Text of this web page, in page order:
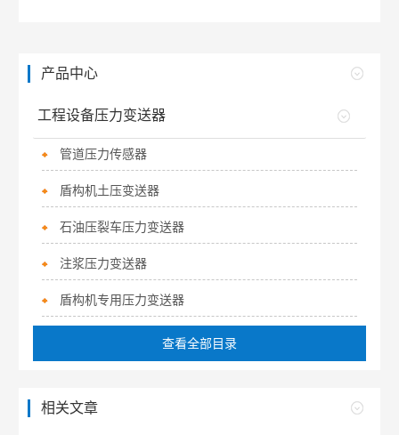
产品中心
工程设备压力变送器
管道压力传感器
盾构机土压变送器
石油压裂车压力变送器
注浆压力变送器
盾构机专用压力变送器
查看全部目录
相关文章